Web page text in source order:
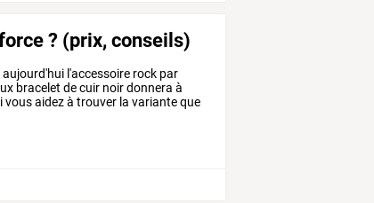
? (prix, conseils)
aujourd'hui l'accessoire rock par
bracelet decuir noirdonnera à
vousaidezà trouver la varianteque